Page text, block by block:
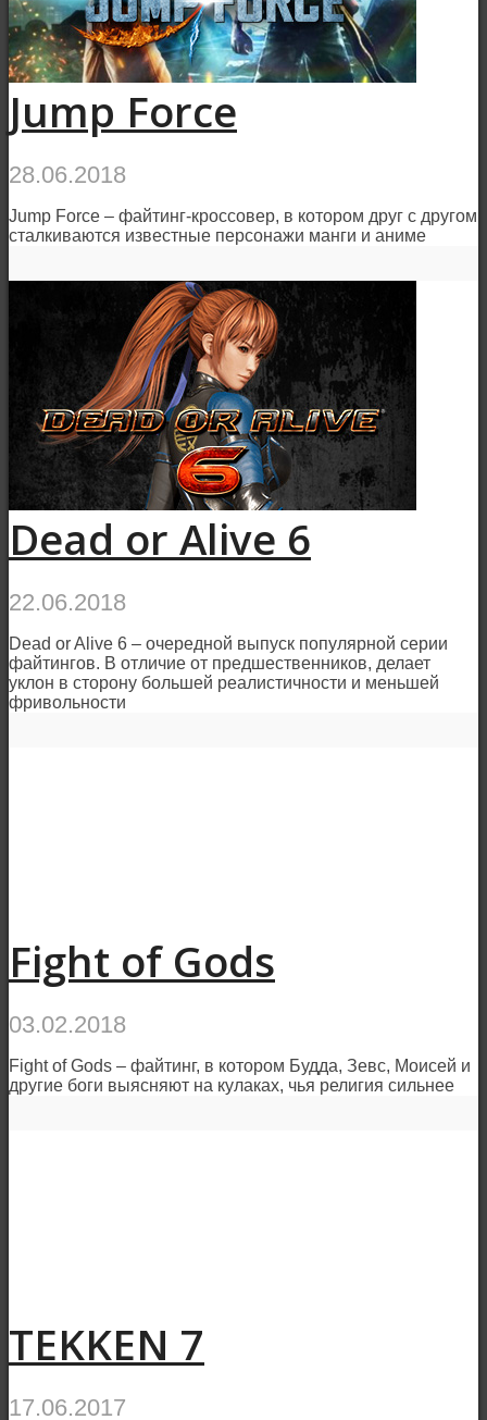
Jump Force
28.06.2018
Jump Force – файтинг-кроссовер, в котором друг с другом
сталкиваются известные персонажи манги и аниме
Dead or Alive 6
22.06.2018
Dead or Alive 6 – очередной выпуск популярной серии
файтингов. В отличие от предшественников, делает
уклон в сторону большей реалистичности и меньшей
фривольности
Fight of Gods
03.02.2018
Fight of Gods – файтинг, в котором Будда, Зевс, Моисей и
другие боги выясняют на кулаках, чья религия сильнее
TEKKEN 7
17.06.2017